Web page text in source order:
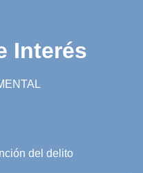
Interés
del delito